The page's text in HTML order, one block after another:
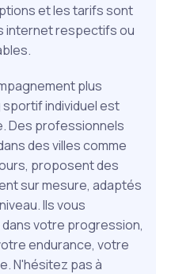
et les tarifs sont
internet respectifs ou
plus
individuel est
Des professionnels
des villes comme
proposent des
sur mesure, adaptés
Ils vous
votre progression,
endurance, votre
N'hésitez pas à